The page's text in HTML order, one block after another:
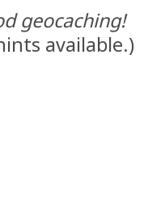
geocaching!
available.)